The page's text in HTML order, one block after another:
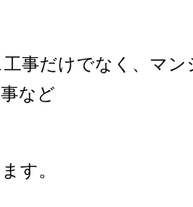
事だけでなく、マ
など
す。